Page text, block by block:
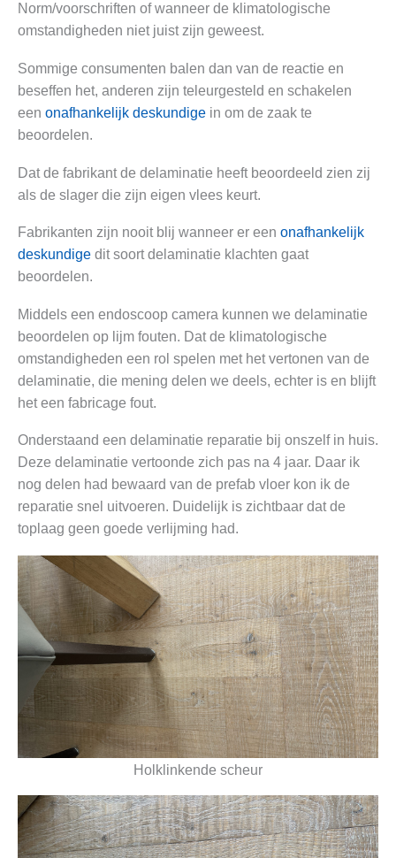
Norm/voorschriften of wanneer de klimatologische
omstandigheden niet juist zijn geweest.
Sommige consumenten balen dan van de reactie en
beseffen het, anderen zijn teleurgesteld en schakelen
een onafhankelijk deskundige in om de zaak te
beoordelen.
Dat de fabrikant de delaminatie heeft beoordeeld zien zij
als de slager die zijn eigen vlees keurt.
Fabrikanten zijn nooit blij wanneer er een onafhankelijk
deskundige dit soort delaminatie klachten gaat
beoordelen.
Middels een endoscoop camera kunnen we delaminatie
beoordelen op lijm fouten. Dat de klimatologische
omstandigheden een rol spelen met het vertonen van de
delaminatie, die mening delen we deels, echter is en blijft
het een fabricage fout.
Onderstaand een delaminatie reparatie bij onszelf in huis.
Deze delaminatie vertoonde zich pas na 4 jaar. Daar ik
nog delen had bewaard van de prefab vloer kon ik de
reparatie snel uitvoeren. Duidelijk is zichtbaar dat de
toplaag geen goede verlijming had.
Holklinkende scheur